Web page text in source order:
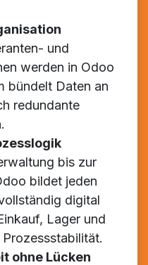
und
werden in Odoo
bündelt Daten an
redundante
bis zur
bildet jeden
digital
Lager und
ohne Lücken